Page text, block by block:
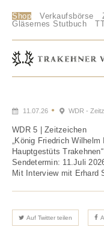
Shop Verkaufsbörse
Gläsernes Stutbuch
11.07.26 WDR -
WDR 5 | Zeitzeichen
„König Friedrich
Hauptgestüts
Sendetermin: 11.Juli
Mit Interview mit Erhard
Auf Twitter teilen